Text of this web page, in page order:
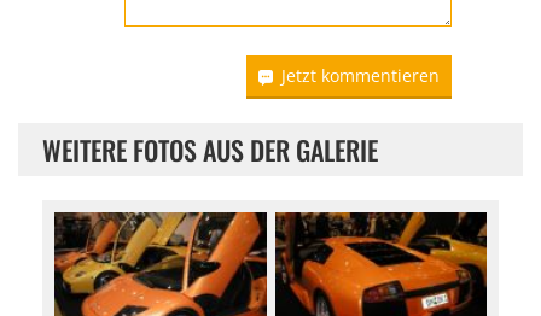
Jetzt kommentieren
WEITERE FOTOS AUS DER GALERIE